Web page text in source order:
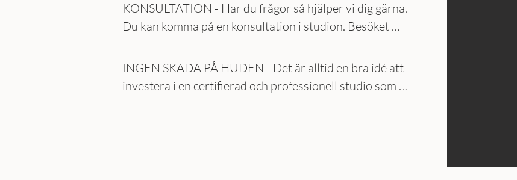
KONSULTATION - Har du frågor så hjälper vi dig gärna.
Du kan komma på en konsultation i studion. Besöket
INGEN SKADA PÅ HUDEN - Det är alltid en bra idé att
investera i en certifierad och professionell studio som